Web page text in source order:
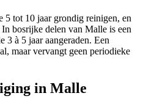
tot 10 jaar grondig reinigen, en
bosrijke delen van Malle is een
3 à 5 jaar aangeraden. Een
maar vervangt geen periodieke
in Malle